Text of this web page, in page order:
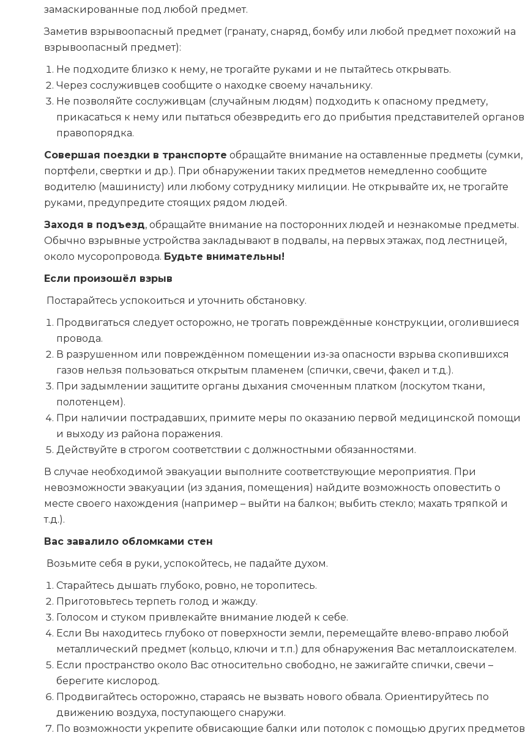
замаскированные под любой предмет.
Заметив взрывоопасный предмет (гранату, снаряд, бомбу или любой предмет похожий на
взрывоопасный предмет):
Не подходите близко к нему, не трогайте руками и не пытайтесь открывать.
Через сослуживцев сообщите о находке своему начальнику.
Не позволяйте сослуживцам (случайным людям) подходить к опасному предмету,
прикасаться к нему или пытаться обезвредить его до прибытия представителей органов
правопорядка.
Совершая поездки в транспорте обращайте внимание на оставленные предметы (сумки,
портфели, свертки и др.). При обнаружении таких предметов немедленно сообщите
водителю (машинисту) или любому сотруднику милиции. Не открывайте их, не трогайте
руками, предупредите стоящих рядом людей.
Заходя в подъезд, обращайте внимание на посторонних людей и незнакомые предметы.
Обычно взрывные устройства закладывают в подвалы, на первых этажах, под лестницей,
около мусоропровода. Будьте внимательны!
Если произошёл взрыв
Постарайтесь успокоиться и уточнить обстановку.
Продвигаться следует осторожно, не трогать повреждённые конструкции, оголившиеся
провода.
В разрушенном или повреждённом помещении из-за опасности взрыва скопившихся
газов нельзя пользоваться открытым пламенем (спички, свечи, факел и т.д.).
При задымлении защитите органы дыхания смоченным платком (лоскутом ткани,
полотенцем).
При наличии пострадавших, примите меры по оказанию первой медицинской помощи
и выходу из района поражения.
Действуйте в строгом соответствии с должностными обязанностями.
В случае необходимой эвакуации выполните соответствующие мероприятия. При
невозможности эвакуации (из здания, помещения) найдите возможность оповестить о
месте своего нахождения (например – выйти на балкон; выбить стекло; махать тряпкой и
т.д.).
Вас завалило обломками стен
Возьмите себя в руки, успокойтесь, не падайте духом.
Старайтесь дышать глубоко, ровно, не торопитесь.
Приготовьтесь терпеть голод и жажду.
Голосом и стуком привлекайте внимание людей к себе.
Если Вы находитесь глубоко от поверхности земли, перемещайте влево-вправо любой
металлический предмет (кольцо, ключи и т.п.) для обнаружения Вас металлоискателем.
Если пространство около Вас относительно свободно, не зажигайте спички, свечи –
берегите кислород.
Продвигайтесь осторожно, стараясь не вызвать нового обвала. Ориентируйтесь по
движению воздуха, поступающего снаружи.
По возможности укрепите обвисающие балки или потолок с помощью других предметов